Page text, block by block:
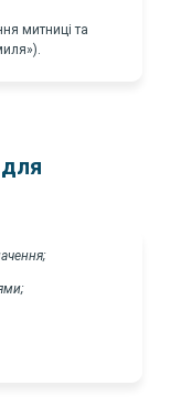
митниці та